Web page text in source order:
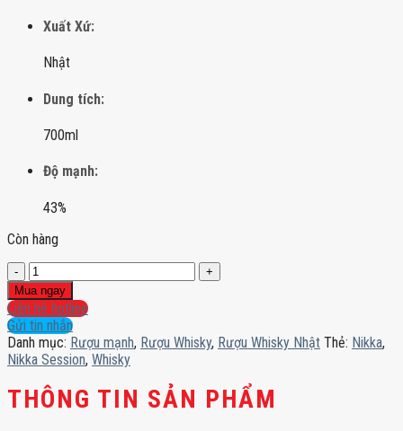
Xuất Xứ:
Nhật
Dung tích:
700ml
Độ mạnh:
43%
Còn hàng
Nikka
Session
số
lượng
Mua ngay
Liên hệ hotline
Gửi tin nhắn
Danh mục: Rượu mạnh, Rượu Whisky, Rượu Whisky Nhật Thẻ: Nikka,
Nikka Session, Whisky
THÔNG TIN SẢN PHẨM